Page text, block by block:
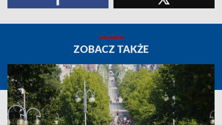
ZOBACZ TAKŻE